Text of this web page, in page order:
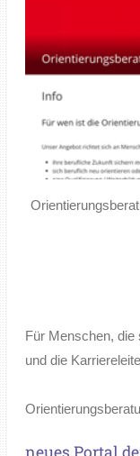
Für Menschen, die
und die
neues Portal